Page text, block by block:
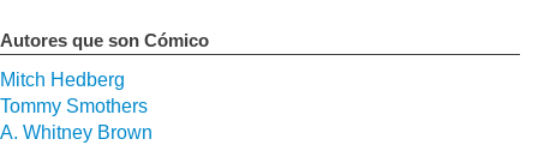
Autores que son Cómico
Mitch Hedberg
Tommy Smothers
A. Whitney Brown